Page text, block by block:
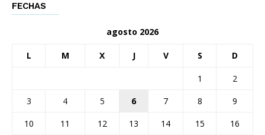
FECHAS
agosto 2026
L M X J V S D
1
2
3
4 5 6 7 8
9
10
11 12 13 14 15
16